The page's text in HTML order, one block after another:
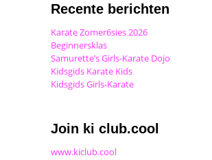
Recente berichten
Karate Zomer6sies 2026
Beginnersklas
Samurette’s Girls-Karate Dojo
Kidsgids Karate Kids
Kidsgids Girls-Karate
Join ki club.cool
www.kiclub.cool